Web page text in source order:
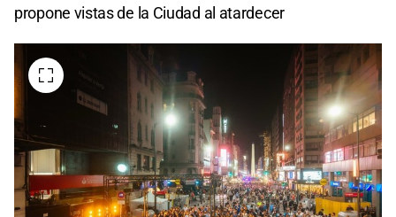
propone vistas de la Ciudad al atardecer